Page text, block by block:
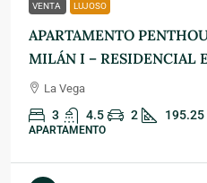
VENTA LUJOSO
APARTAMENTO
MILÁN I – RESIDENCIAL
La Vega
3 4.5 2 195.25
APARTAMENTO